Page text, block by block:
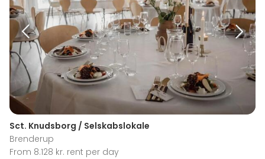
Sct. Knudsborg / Selskabslokale
Brenderup
From 8.128 kr. rent per day